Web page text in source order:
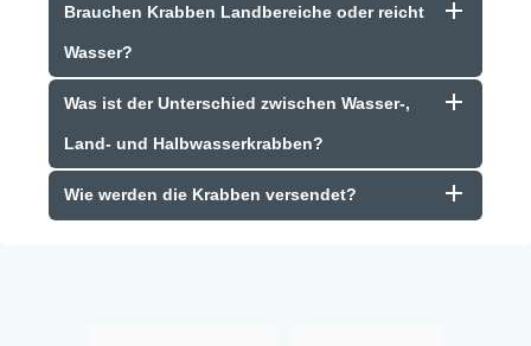
Brauchen Krabben Landbereiche oder reicht
Wasser?
Was ist der Unterschied zwischen Wasser-,
Land- und Halbwasserkrabben?
Wie werden die Krabben versendet?